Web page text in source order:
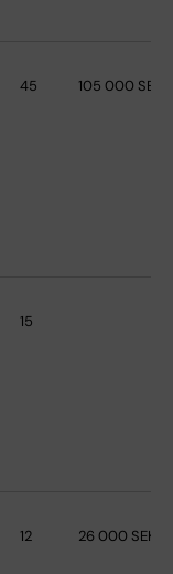
45 105 000 SEK
15
12 26 000 SEK